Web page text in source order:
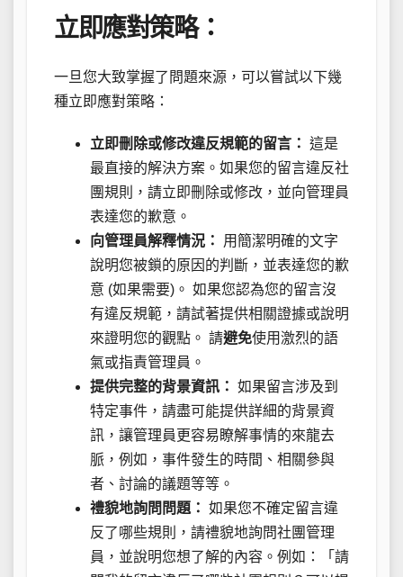
立即應對策略：
一旦您大致掌握了問題來源，可以嘗試以下幾
種立即應對策略：
立即刪除或修改違反規範的留言： 這是
最直接的解決方案。如果您的留言違反社
團規則，請立即刪除或修改，並向管理員
表達您的歉意。
向管理員解釋情況：
用簡潔明確的文字
說明您被鎖的原因的判斷，並表達您的歉
意 (如果需要)。 如果您認為您的留言沒
有違反規範，請試著提供相關證據或說明
來證明您的觀點。 請避免使用激烈的語
氣或指責管理員。
提供完整的背景資訊： 如果留言涉及到
特定事件，請盡可能提供詳細的背景資
訊，讓管理員更容易瞭解事情的來龍去
脈，例如，事件發生的時間、相關參與
者、討論的議題等等。
禮貌地詢問問題： 如果您不確定留言違
反了哪些規則，請禮貌地詢問社團管理
員，並說明您想了解的內容。例如：「請